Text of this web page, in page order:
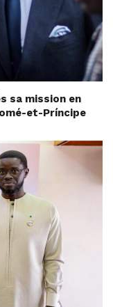
sa mission en
et-Príncipe